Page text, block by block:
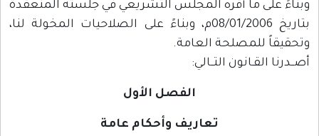
وبناءً على ما أقره المجلس التشريعي في جلسته المنعقدة
بتاريخ 08/01/2006م، وبناءً على الصلاحيات المخولة لنا،
وتحقيقاً للمصلحة العامة.
أصــدرنا القـانون التــالي:
الفصل الأول
تعاريف وأحكام عامة